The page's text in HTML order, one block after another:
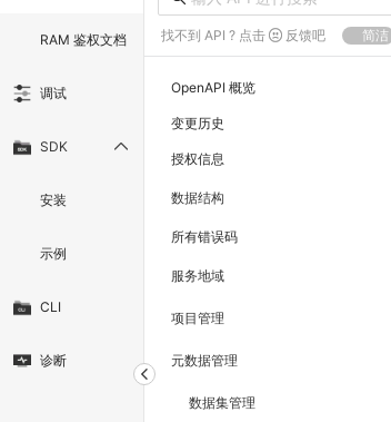
RAM 鉴权文档
调试
SDK
安装
示例
CLI
诊断
找不到 API ? 点击 反馈吧 简洁
OpenAPI 概览
变更历史
授权信息
数据结构
所有错误码
服务地域
项目管理
元数据管理
数据集管理